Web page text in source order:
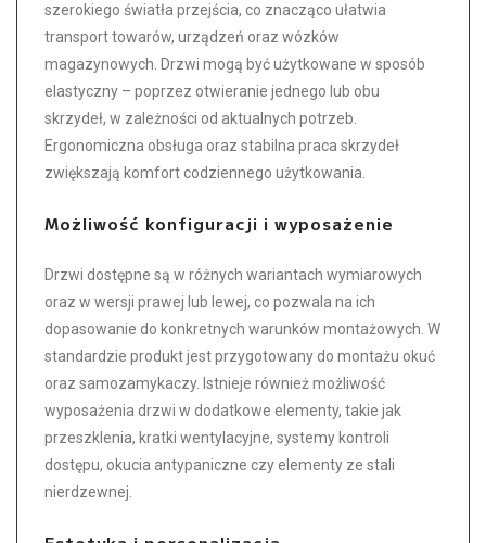
szerokiego światła przejścia, co znacząco ułatwia
transport towarów, urządzeń oraz wózków
magazynowych. Drzwi mogą być użytkowane w sposób
elastyczny – poprzez otwieranie jednego lub obu
skrzydeł, w zależności od aktualnych potrzeb.
Ergonomiczna obsługa oraz stabilna praca skrzydeł
zwiększają komfort codziennego użytkowania.
Możliwość konfiguracji i wyposażenie
Drzwi dostępne są w różnych wariantach wymiarowych
oraz w wersji prawej lub lewej, co pozwala na ich
dopasowanie do konkretnych warunków montażowych. W
standardzie produkt jest przygotowany do montażu okuć
oraz samozamykaczy. Istnieje również możliwość
wyposażenia drzwi w dodatkowe elementy, takie jak
przeszklenia, kratki wentylacyjne, systemy kontroli
dostępu, okucia antypaniczne czy elementy ze stali
nierdzewnej.